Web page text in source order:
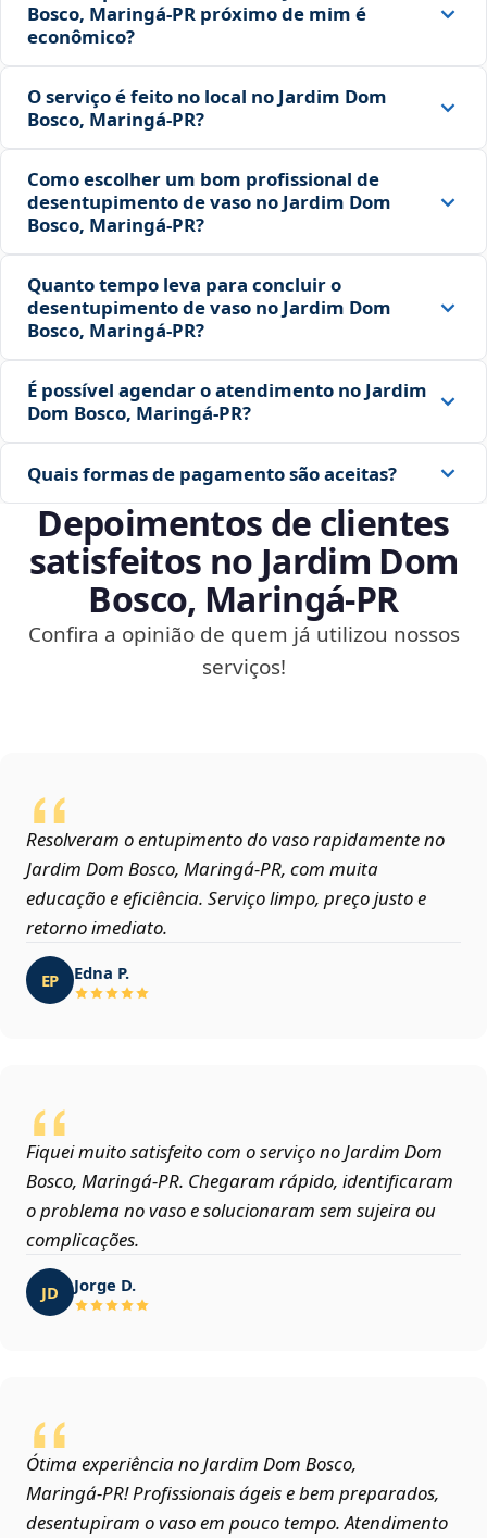
Bosco, Maringá‑PR próximo de mim é
econômico?
O serviço é feito no local no Jardim Dom
Bosco, Maringá‑PR?
Como escolher um bom profissional de
desentupimento de vaso no Jardim Dom
Bosco, Maringá‑PR?
Quanto tempo leva para concluir o
desentupimento de vaso no Jardim Dom
Bosco, Maringá‑PR?
É possível agendar o atendimento no Jardim
Dom Bosco, Maringá‑PR?
Quais formas de pagamento são aceitas?
Depoimentos de clientes
satisfeitos no Jardim Dom
Bosco, Maringá‑PR
Confira a opinião de quem já utilizou nossos
serviços!
Resolveram o entupimento do vaso rapidamente no
Jardim Dom Bosco, Maringá‑PR, com muita
educação e eficiência. Serviço limpo, preço justo e
retorno imediato.
EP Edna P.
Fiquei muito satisfeito com o serviço no Jardim Dom
Bosco, Maringá‑PR. Chegaram rápido, identificaram
o problema no vaso e solucionaram sem sujeira ou
complicações.
JD Jorge D.
Ótima experiência no Jardim Dom Bosco,
Maringá‑PR! Profissionais ágeis e bem preparados,
desentupiram o vaso em pouco tempo. Atendimento